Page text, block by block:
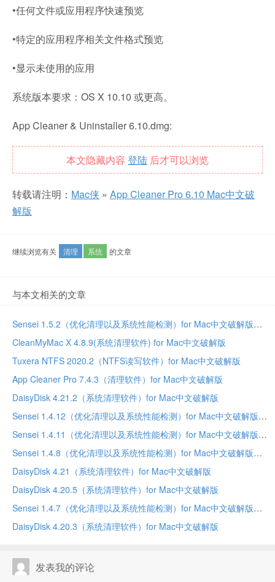
•任何文件或应用程序快速预览
•特定的应用程序相关文件格式预览
•显示未使用的应用
系统版本要求：OS X 10.10 或更高。
App Cleaner & Uninstaller 6.10.dmg:
本文隐藏内容 登陆 后才可以浏览
转载请注明： Mac侠 » App Cleaner Pro 6.10 Mac中文破
解版
继续浏览有关 清理 系统 的文章
与本文相关的文章
Sensei 1.5.2（优化清理以及系统性能检测）for Mac中文破解版
CleanMyMac X 4.8.9(系统清理软件) for Mac中文破解版
Tuxera NTFS 2020.2（NTFS读写软件）for Mac中文破解版
App Cleaner Pro 7.4.3（清理软件）for Mac中文破解版
DaisyDisk 4.21.2（系统清理软件）for Mac中文破解版
Sensei 1.4.12（优化清理以及系统性能检测）for Mac中文破解版
Sensei 1.4.11（优化清理以及系统性能检测）for Mac中文破解版
Sensei 1.4.8（优化清理以及系统性能检测）for Mac中文破解版
DaisyDisk 4.21（系统清理软件）for Mac中文破解版
DaisyDisk 4.20.5（系统清理软件）for Mac中文破解版
Sensei 1.4.7（优化清理以及系统性能检测）for Mac中文破解版
DaisyDisk 4.20.3（系统清理软件）for Mac中文破解版
发表我的评论